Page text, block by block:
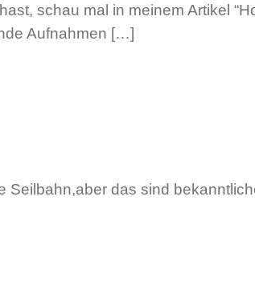
schau mal in meinem Artikel
Aufnahmen […]
Seilbahn,aber das sind